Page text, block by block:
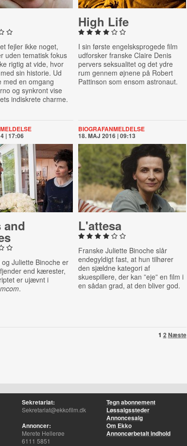
fejler ikke noget,
uden tematisk fokus
rigtig at vide, hvor
sin historie. Ud
med en omgang
og synkront vise
indiskrete charme.
High Life
I sin første engelsksprogede film
udforsker franske Claire Denis
pervers seksualitet og det ydre
rum gennem øjnene på Robert
Pattinson som ensom astronaut.
| 17:06
and
Juliette Binoche er
end kærester,
er ujævnt i
.
BIOGRAFANMELDELSE
18. MAJ 2016 | 09:13
L'attesa
Franske Juliette Binoche slår
endegyldigt fast, at hun tilhører
den sjældne kategori af
skuespillere, der kan ”eje” en film i
en sådan grad, at den bliver god.
1 2 Næste
Sekretariat:
Sekretariat@ekkofilm.dk
Annoncer:
Merete Hellerøe
6111 5851
Tegn abonnement
Løssalgssteder
Annoncesalg
Om Ekko
Annoncørbetalt indhold